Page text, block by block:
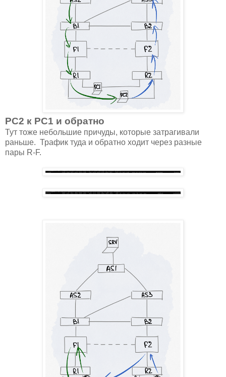
PC2 к PC1 и обратно
Тут тоже небольшие причуды, которые затрагивали
раньше. Трафик туда и обратно ходит через разные
пары R-F.